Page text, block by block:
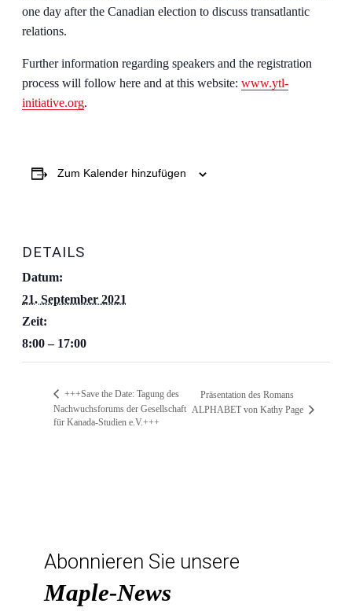
one day after the Canadian election to discuss transatlantic
relations.
Further information regarding speakers and the registration
process will follow here and at this website: www.ytl-
initiative.org.
Zum Kalender hinzufügen
DETAILS
Datum:
21. September 2021
Zeit:
8:00 – 17:00
+++Save the Date: Tagung des
Nachwuchsforums der Gesellschaft
für Kanada-Studien e.V.+++
Präsentation des Romans
ALPHABET von Kathy Page
Abonnieren Sie unsere
Maple-News